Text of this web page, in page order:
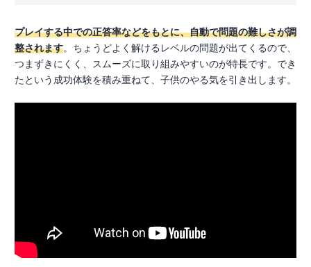
プレイする中での正答率などをもとに、自動で問題の難しさが調
整されます。ちょうどよく解けるレベルの問題が出てくるので、
つまずきにくく、スムーズに取り組みやすいのが特長です。でき
たという成功体験を積み重ねて、子供のやる気を引き出します。